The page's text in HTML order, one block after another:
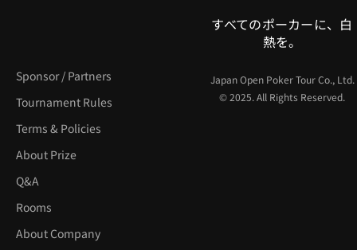
Sponsor / Partners
Tournament Rules
Terms & Policies
About Prize
Q&A
Rooms
About Company
すべてのポーカーに、白
熱を。
Japan Open Poker Tour Co., Ltd.
© 2025. All Rights Reserved.